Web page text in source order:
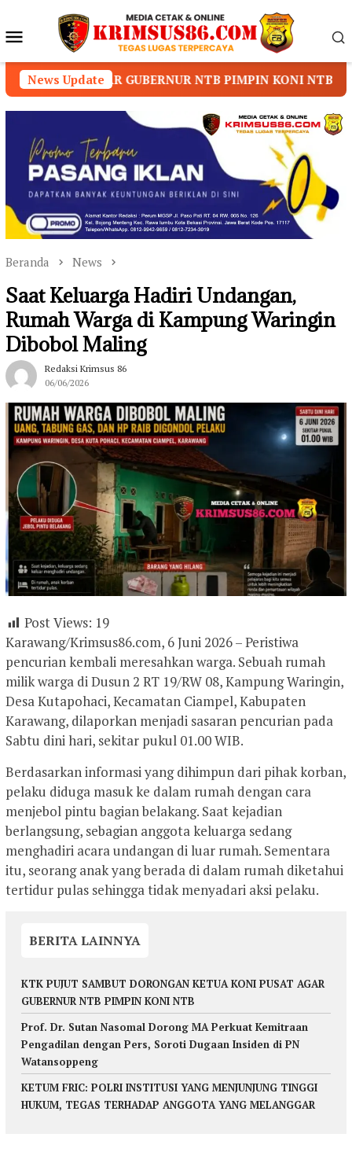
konten Menu
Mobile
News Update
GUBERNUR NTB PIMPIN KONI NTB Prof. Dr.
Beranda News
Saat Keluarga Hadiri Undangan,
Rumah Warga di Kampung Waringin
Dibobol Maling
Redaksi Krimsus 86
06/06/2026
Post Views: 19
Karawang/Krimsus86.com, 6 Juni 2026 – Peristiwa
pencurian kembali meresahkan warga. Sebuah rumah
milik warga di Dusun 2 RT 19/RW 08, Kampung Waringin,
Desa Kutapohaci, Kecamatan Ciampel, Kabupaten
Karawang, dilaporkan menjadi sasaran pencurian pada
Sabtu dini hari, sekitar pukul 01.00 WIB.
Berdasarkan informasi yang dihimpun dari pihak korban,
pelaku diduga masuk ke dalam rumah dengan cara
menjebol pintu bagian belakang. Saat kejadian
berlangsung, sebagian anggota keluarga sedang
menghadiri acara undangan di luar rumah. Sementara
itu, seorang anak yang berada di dalam rumah diketahui
tertidur pulas sehingga tidak menyadari aksi pelaku.
BERITA LAINNYA
KTK PUJUT SAMBUT DORONGAN KETUA KONI PUSAT AGAR
GUBERNUR NTB PIMPIN KONI NTB
Prof. Dr. Sutan Nasomal Dorong MA Perkuat Kemitraan
Pengadilan dengan Pers, Soroti Dugaan Insiden di PN
Watansoppeng
KETUM FRIC: POLRI INSTITUSI YANG MENJUNJUNG TINGGI
HUKUM, TEGAS TERHADAP ANGGOTA YANG MELANGGAR